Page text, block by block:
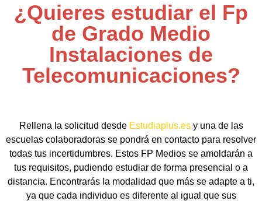
¿Quieres estudiar el Fp
de Grado Medio
Instalaciones de
Telecomunicaciones?
Rellena la solicitud desde Estudiaplus.esy una de las
escuelas colaboradoras se pondrá en contacto para resolver
todas tus incertidumbres. Estos FP Medios se amoldarán a
tus requisitos, pudiendo estudiar de forma presencial o a
distancia. Encontrarás la modalidad que más se adapte a ti,
ya que cada individuo es diferente al igual que sus